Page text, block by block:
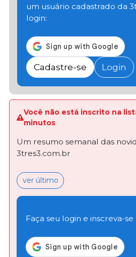
um usuário cadastrado da
login:
Cadastre-se Login
Você não está inscrito na
minutos
Um resumo semanal das
3tres3.com.br
ver último
Faça seu login e inscreva-se